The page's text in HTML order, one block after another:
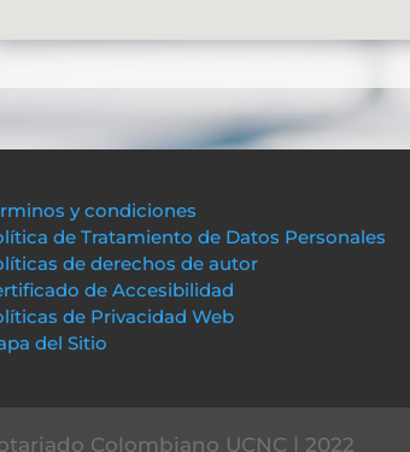
y condiciones
de Tratamiento de Datos Personales
de derechos de autor
de Accesibilidad
de Privacidad Web
del Sitio
Colombiano UCNC | 2022